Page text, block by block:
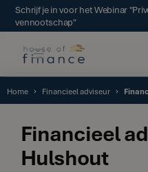
Schrijf je in voor het Webinar
vennootschap"
Home Financieel adviseur
Financieel
Hulshout